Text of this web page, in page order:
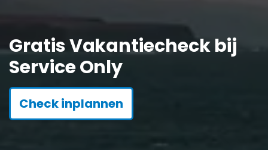
Gratis Vakantiecheck bij
Service Only
Check inplannen